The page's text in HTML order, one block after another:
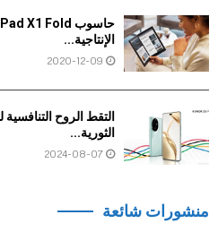
الإنتاجية...
2020-12-09
التقط الروح
الثورية...
2024-08-07
منشورات شائعة